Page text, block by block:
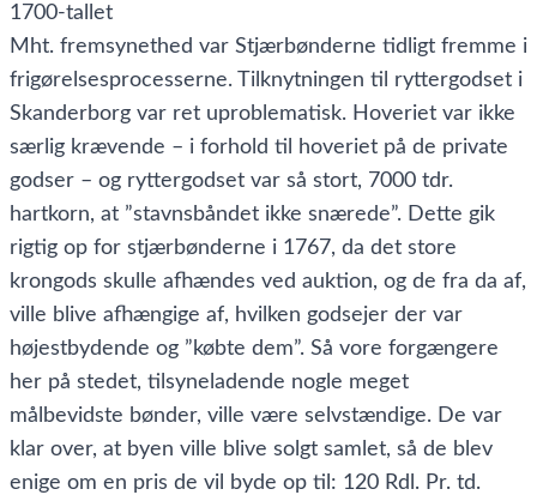
1700-tallet
Mht. fremsynethed var Stjærbønderne tidligt fremme i
frigørelsesprocesserne. Tilknytningen til ryttergodset i
Skanderborg var ret uproblematisk. Hoveriet var ikke
særlig krævende – i forhold til hoveriet på de private
godser – og ryttergodset var så stort, 7000 tdr.
hartkorn, at ”stavnsbåndet ikke snærede”. Dette gik
rigtig op for stjærbønderne i 1767, da det store
krongods skulle afhændes ved auktion, og de fra da af,
ville blive afhængige af, hvilken godsejer der var
højestbydende og ”købte dem”. Så vore forgængere
her på stedet, tilsyneladende nogle meget
målbevidste bønder, ville være selvstændige. De var
klar over, at byen ville blive solgt samlet, så de blev
enige om en pris de vil byde op til: 120 Rdl. Pr. td.